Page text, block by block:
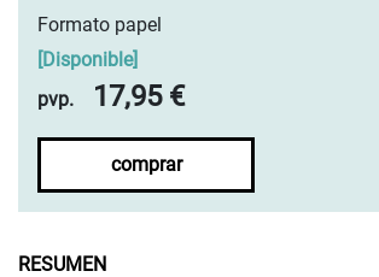
Formato papel
[Disponible]
pvp.
17,95 €
comprar
RESUMEN